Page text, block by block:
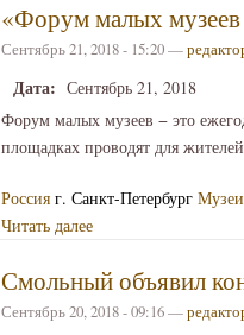
«Форум малых
Сентябрь 21, 2018 - 15:20 —
Дата: Сентябрь 21, 2018
Форум малых музеев − это
площадках проводят для
Россия г. Санкт-Петербург
Читать далее
Смольный объявил
Сентябрь 20, 2018 - 09:16 —